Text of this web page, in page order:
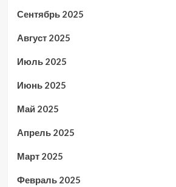
Сентябрь 2025
Август 2025
Июль 2025
Июнь 2025
Май 2025
Апрель 2025
Март 2025
Февраль 2025